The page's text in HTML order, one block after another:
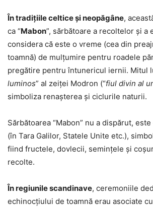
În tradițiile celtice și neopăgâne,
ca “Mabon”, sărbătoare a recoltelor și a
considera că este o vreme (cea din
toamnă) de mulțumire pentru roadele
pregătire pentru întunericul iernii. Mitul
luminos” al zeiței Modron (“fiul divin al
simboliza renașterea și ciclurile naturii.
Sărbătoarea “Mabon” nu a dispărut,
(în Tara Galilor, Statele Unite etc.),
fiind fructele, dovlecii, seminţele şi
recolte.
În regiunile scandinave, ceremoniile
echinocţiului de toamnă erau asociate cu